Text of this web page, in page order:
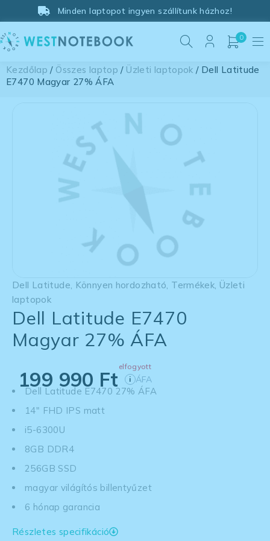
Minden laptopot ingyen szállítunk házhoz!
0
Kezdőlap / Összes laptop / Üzleti laptopok / Dell Latitude
E7470 Magyar 27% ÁFA
Dell Latitude Könnyen hordozható Termékek Üzleti
laptopok
Dell Latitude E7470
Magyar 27% ÁFA
elfogyott
199 990 Ft i ÁFA
Dell Latitude E7470 27% ÁFA
14" FHD IPS matt
i5-6300U
8GB DDR4
256GB SSD
magyar világítós billentyűzet
6 hónap garancia
Részletes specifikáció